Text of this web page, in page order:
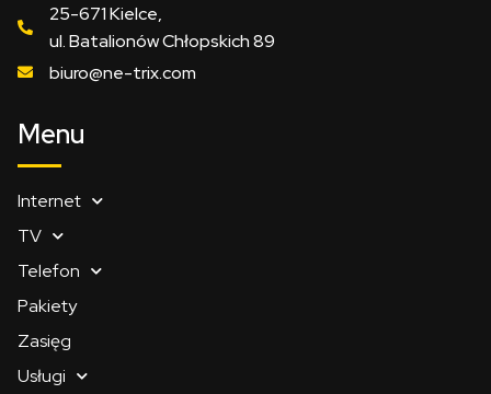
25-671 Kielce,
ul. Batalionów Chłopskich 89
biuro@ne-trix.com
Menu
Internet
TV
Telefon
Pakiety
Zasięg
Usługi